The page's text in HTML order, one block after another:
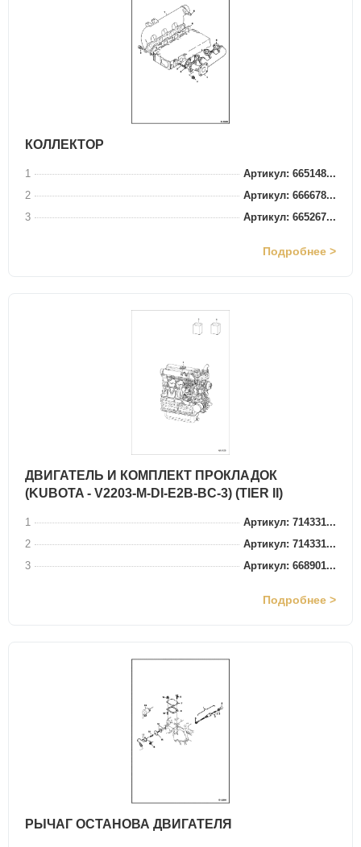
КОЛЛЕКТОР
1
Артикул: 665148...
2
Артикул: 666678...
3
Артикул: 665267...
Подробнее >
ДВИГАТЕЛЬ И КОМПЛЕКТ ПРОКЛАДОК
(KUBOTA - V2203-M-DI-E2B-BC-3) (TIER II)
1
Артикул: 714331...
2
Артикул: 714331...
3
Артикул: 668901...
Подробнее >
РЫЧАГ ОСТАНОВА ДВИГАТЕЛЯ